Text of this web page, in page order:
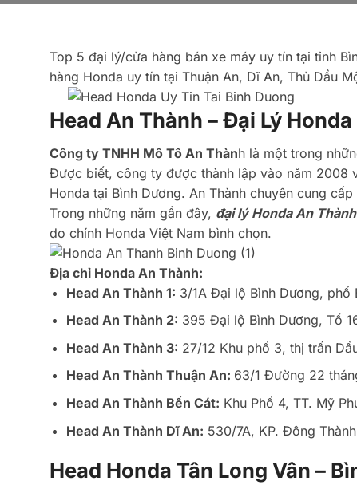
Top 5 đại lý/cửa hàng bán xe máy uy tín tại tỉnh
hàng Honda uy tín tại Thuận An, Dĩ An, Thủ Dầu
Head An Thành – Đại Lý
Công ty TNHH Mô Tô An Thành là một trong
Được biết, công ty được thành lập vào năm 2008
Honda tại Bình Dương. An Thành chuyên cung
Trong những năm gần đây, đại lý Honda An
do chính Honda Việt Nam bình chọn.
Địa chỉ Honda An Thành:
Head An Thành 1: 3/1A Đại lộ Bình Dương, phố
Head An Thành 2: 395 Đại lộ Bình Dương, Tổ
Head An Thành 3: 27/12 Khu phố 3, thị trấn
Head An Thành Thuận An: 63/1 Đường 22
Head An Thành Bến Cát: Khu Phố 4, TT. Mỹ
Head An Thành Dĩ An: 530/7A, KP. Đông
Head Honda Tân Long Vân –